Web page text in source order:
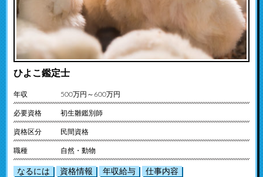
ひよこ鑑定士
年収 500万円～600万円
必要資格 初生雛鑑別師
資格区分 民間資格
職種 自然・動物
なるには 資格情報 年収給与 仕事内容